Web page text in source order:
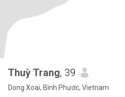
Thuỳ Trang, 39
Dong Xoai, Bình Phước, Vietnam